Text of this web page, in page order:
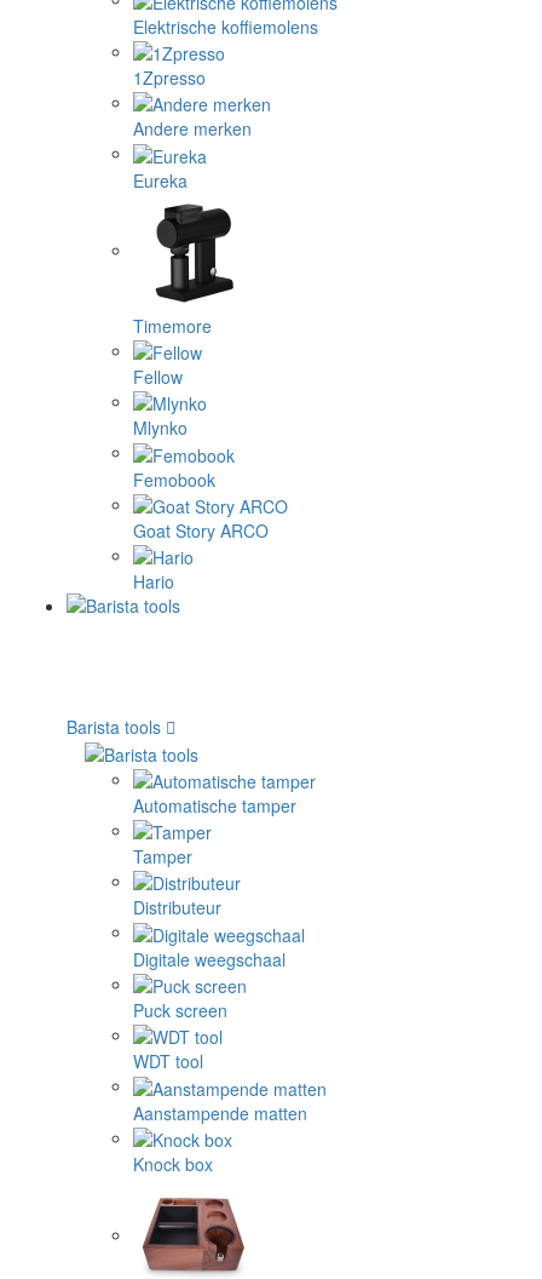
Elektrische koffiemolens
1Zpresso
Andere merken
Eureka
Timemore
Fellow
Mlynko
Femobook
Goat Story ARCO
Hario
Barista tools
Automatische tamper
Tamper
Distributeur
Digitale weegschaal
Puck screen
WDT tool
Aanstampende matten
Knock box